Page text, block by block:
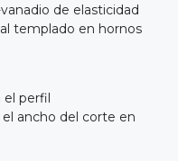
de elasticidad
templado en hornos
el perfil
ancho del corte en